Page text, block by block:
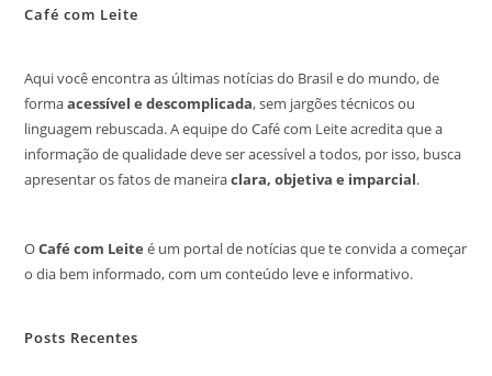
Café com Leite
Aqui você encontra as últimas notícias do Brasil e do mundo, de
formaacessível e descomplicada, sem jargões técnicos ou
linguagem rebuscada. A equipe do Café com Leite acredita que a
informação de qualidade deve ser acessível a todos, por isso, busca
apresentar os fatos de maneiraclara, objetiva e imparcial.
OCafé com Leite é um portal de notícias que te convida a começar
o dia bem informado, com um conteúdo leve e informativo.
Posts Recentes